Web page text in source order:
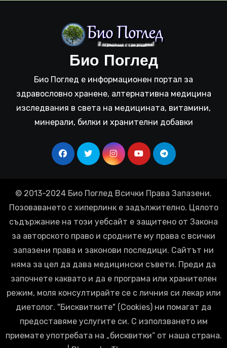
Био Поглед
Био Поглед е информационен портал за
здравословно хранене, алтернативна медицина
изследвания в света на медицината, витамини,
минерали, билки и хранителни добавки
© 2013-2024 Био Поглед Всички Права Запазени.
Позоваването с хиперлинк е задължително. Цялото
съдържание на този уебсайт е защитено от Закона
за авторското право и сродните му права с всички
запазени права и законови последици. Сайтът ни
няма за цел да дава медицински съвети. Преди да
започнете каквато и да е програма или хранителен
режим, моля консултирайте се с личния си лекар или
диетолог. "Бисквитките" (Cookies) ни помагат да
предоставяме услугите си. С използването им
приемате употребата на „бисквитки“ от наша страна.